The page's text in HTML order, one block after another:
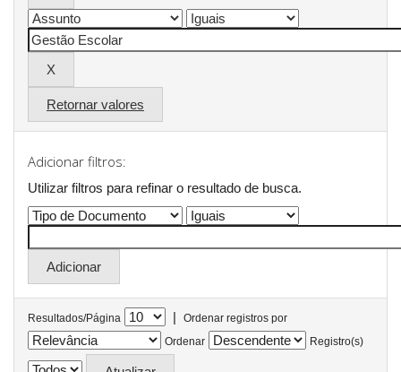
Retornar valores
Adicionar filtros:
Utilizar filtros para refinar o resultado de busca.
Resultados/Página |
Ordenar registros por
Ordenar
Registro(s)